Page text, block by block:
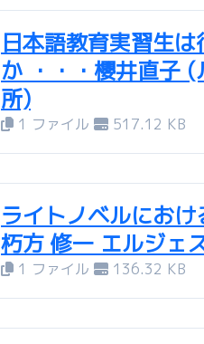
日本語教育実習生
か ・・・櫻井直子
所)
1 ファイル 517.12 KB
ライトノベルにお
朽方 修一 エルジェ
1 ファイル 136.32 KB